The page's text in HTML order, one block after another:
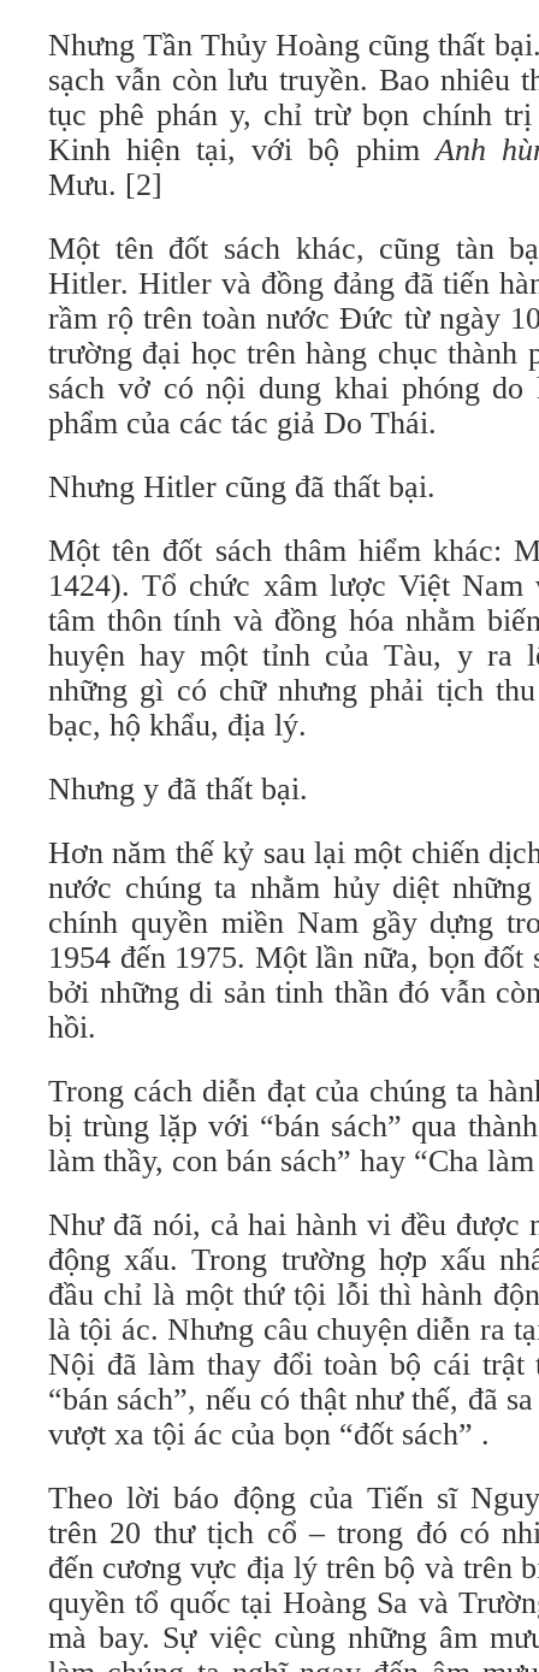
Nhưng Tần Thủy Hoàng cũng thất
sạch vẫn còn lưu truyền. Bao nhiêu
tục phê phán y, chỉ trừ bọn chính
Kinh hiện tại, với bộ phimAnh
Mưu. [2]
Một tên đốt sách khác, cũng tàn
Hitler. Hitler và đồng đảng đã tiến
rầm rộ trên toàn nước Đức từ ngày
trường đại học trên hàng chục thành
sách vở có nội dung khai phóng do
phẩm của các tác giả Do Thái.
Nhưng Hitler cũng đã thất bại.
Một tên đốt sách thâm hiểm khác:
1424). Tổ chức xâm lược Việt Nam
tâm thôn tính và đồng hóa nhằm
huyện hay một tỉnh của Tàu, y ra
những gì có chữ nhưng phải tịch
bạc, hộ khẩu, địa lý.
Nhưng y đã thất bại.
Hơn năm thế kỷ sau lại một chiến
nước chúng ta nhằm hủy diệt
chính quyền miền Nam gầy dựng
1954 đến 1975. Một lần nữa, bọn đốt
bởi những di sản tinh thần đó vẫn
hồi.
Trong cách diễn đạt của chúng ta
bị trùng lặp với “bán sách” qua
làm thầy, con bán sách” hay “Cha
Như đã nói, cả hai hành vi đều được
động xấu. Trong trường hợp xấu
đầu chỉ là một thứ tội lỗi thì hành
là tội ác. Nhưng câu chuyện diễn ra
Nội đã làm thay đổi toàn bộ cái trật
“bán sách”, nếu có thật như thế, đã
vượt xa tội ác của bọn “đốt sách” .
Theo lời báo động của Tiến sĩ
trên 20 thư tịch cổ – trong đó có
đến cương vực địa lý trên bộ và trên
quyền tổ quốc tại Hoàng Sa và
mà bay. Sự việc cùng những âm